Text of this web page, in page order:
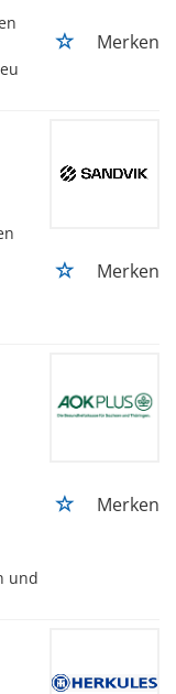
Merken
Merken
und
Merken